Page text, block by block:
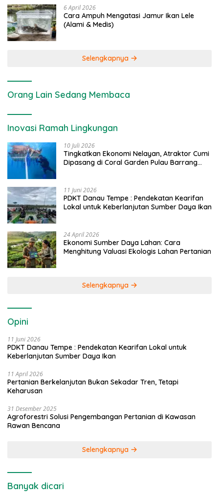
6 April 2026
Cara Ampuh Mengatasi Jamur Ikan Lele
(Alami & Medis)
Selengkapnya
Orang Lain Sedang Membaca
Inovasi Ramah Lingkungan
10 Juli 2026
Tingkatkan Ekonomi Nelayan, Atraktor Cumi
Dipasang di Coral Garden Pulau Barrang
11 Juni 2026
PDKT Danau Tempe : Pendekatan Kearifan
Lokal untuk Keberlanjutan Sumber Daya Ikan
24 April 2026
Ekonomi Sumber Daya Lahan: Cara
Menghitung Valuasi Ekologis Lahan Pertanian
Selengkapnya
Opini
11 Juni 2026
PDKT Danau Tempe : Pendekatan Kearifan Lokal untuk
Keberlanjutan Sumber Daya Ikan
11 April 2026
Pertanian Berkelanjutan Bukan Sekadar Tren, Tetapi
Keharusan
31 Desember 2025
Agroforestri Solusi Pengembangan Pertanian di Kawasan
Rawan Bencana
Selengkapnya
Banyak dicari